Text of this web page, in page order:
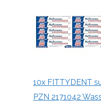
10x FITTYDENT
PZN 2171042